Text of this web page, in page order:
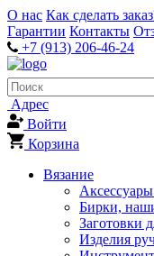
О нас Как сделать
Гарантии Контакты
+7 (913) 206-46-24
Адрес
Войти
Корзина
Вязание
Бирки,
Заготовки
Изделия